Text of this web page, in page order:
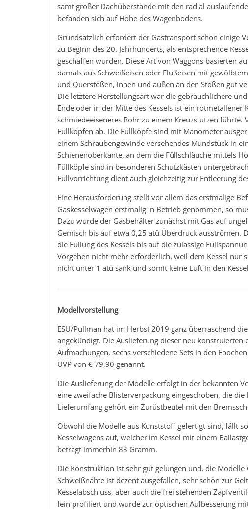
samt großer Dachüberstände mit den radial
befanden sich auf Höhe des Wagenbodens.
Grundsätzlich erfordert der Gastransport schon einige
zu Beginn des 20. Jahrhunderts, als entsprechende
geschaffen wurden. Diese Art von Waggons basierten
damals aus Schweißeisen oder Flußeisen mit
und Querstößen, innen und außen an den Stößen gut
Die letztere Herstellungsart war die gebräuchlichere
Ende oder in der Mitte des Kessels ist ein
schmiedeeiseneres Rohr zu einem Kreuzstutzen
Füllköpfen ab. Die Füllköpfe sind mit Manometer
einem Schraubengewinde versehendes Mundstück in
Schienenoberkante, an dem die Füllschläuche mittels
Füllköpfe sind in besonderen Schutzkästen
Füllvorrichtung dient auch gleichzeitig zur Entleerung
Eine Herausforderung stellt vor allem das erstmalige
Gaskesselwagen erstmalig in Betrieb genommen, so
Dazu wurde der Gasbehälter zunächst mit Gas auf
Gemisch bis auf etwa 0,25 atü Überdruck ausströmen.
die Füllung des Kessels bis auf die zulässige
Vorgehen nicht mehr erforderlich, weil dem Kessel nur
nicht unter 1 atü sank und somit keine Luft in den
Modellvorstellung
ESU/Pullman hat im Herbst 2019 ganz überraschend
angekündigt. Die Auslieferung dieser neu konstruierten
Aufmachungen, sechs verschiedene Sets in den
UVP von € 79,90 genannt.
Die Auslieferung der Modelle erfolgt in der bekannten
eine zweifache Blisterverpackung eingeschoben, die
Lieferumfang gehört ein Zurüstbeutel mit den
Obwohl die Modelle aus Kunststoff gefertigt sind, fällt
Kesselwagens auf, welcher im Kessel mit einem
beträgt immerhin 88 Gramm.
Die Konstruktion ist sehr gut gelungen und, die
Schweißnähte ist dezent ausgefallen, sehr schön zur
Kesselabschluss, aber auch die frei stehenden
fein profiliert und wurde zur optischen Aufbesserung